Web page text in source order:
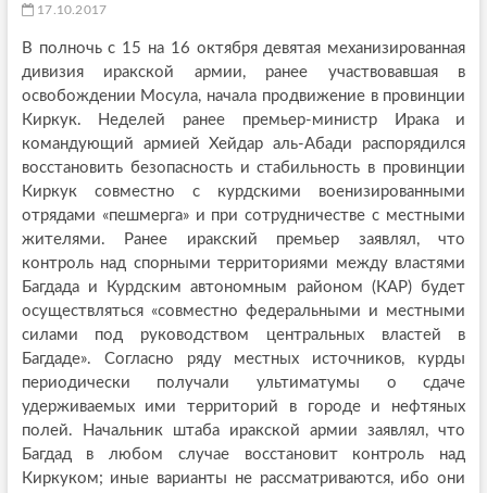
17.10.2017
В полночь с 15 на 16 октября девятая механизированная
дивизия иракской армии, ранее участвовавшая в
освобождении Мосула, начала продвижение в провинции
Киркук. Неделей ранее премьер-министр Ирака и
командующий армией Хейдар аль-Абади распорядился
восстановить безопасность и стабильность в провинции
Киркук совместно с курдскими военизированными
отрядами «пешмерга» и при сотрудничестве с местными
жителями. Ранее иракский премьер заявлял, что
контроль над спорными территориями между властями
Багдада и Курдским автономным районом (КАР) будет
осуществляться «совместно федеральными и местными
силами под руководством центральных властей в
Багдаде». Согласно ряду местных источников, курды
периодически получали ультиматумы о сдаче
удерживаемых ими территорий в городе и нефтяных
полей. Начальник штаба иракской армии заявлял, что
Багдад в любом случае восстановит контроль над
Киркуком; иные варианты не рассматриваются, ибо они